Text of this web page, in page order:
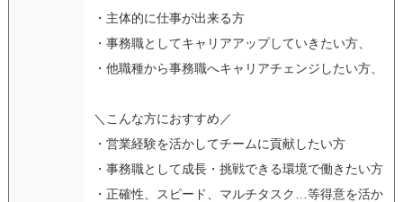
・主体的に仕事が出来る方
・事務職としてキャリアアップしていきたい方、
・他職種から事務職へキャリアチェンジしたい方、
＼こんな方におすすめ／
・営業経験を活かしてチームに貢献したい方
・事務職として成長・挑戦できる環境で働きたい方
・正確性、スピード、マルチタスク…等得意を活か